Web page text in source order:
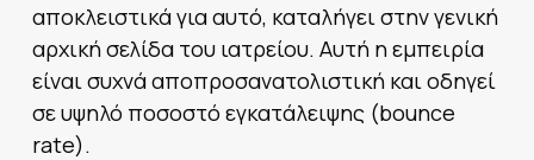
αποκλειστικά για αυτό, καταλήγει στην γενική
αρχική σελίδα του ιατρείου. Αυτή η εμπειρία
είναι συχνά αποπροσανατολιστική και οδηγεί
σε υψηλό ποσοστό εγκατάλειψης (bounce
rate).